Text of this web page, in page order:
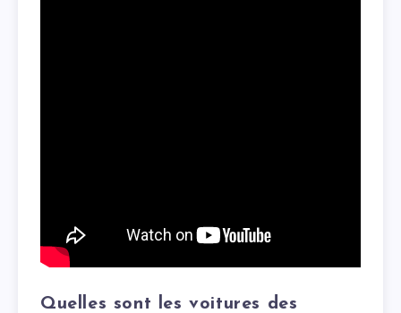
Quelles sont les voitures des